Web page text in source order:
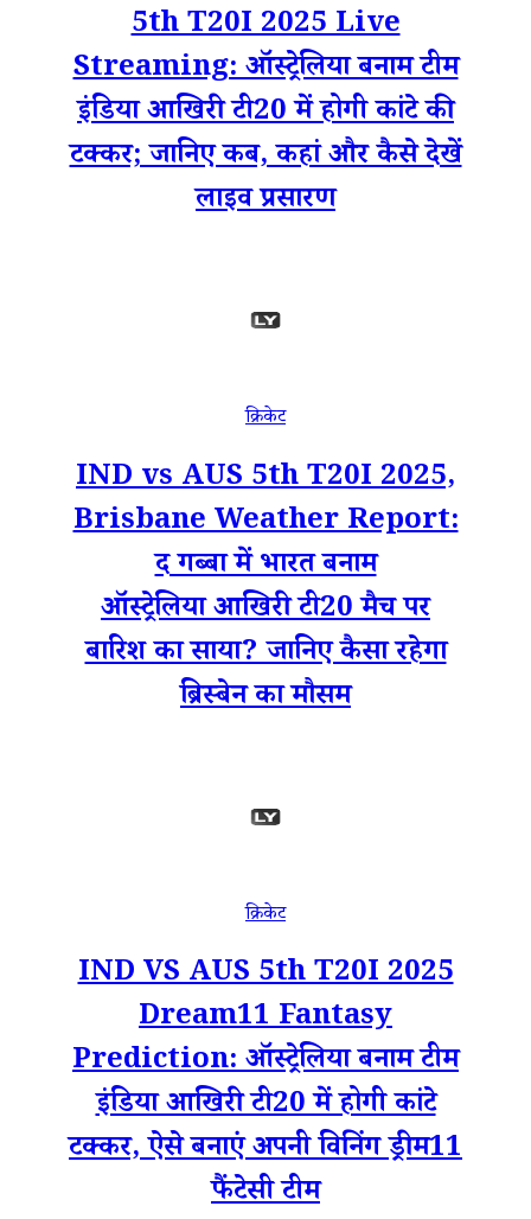
5th T20I 2025 Live
Streaming: ऑस्ट्रेलिया बनाम टीम
इंडिया आखिरी टी20 में होगी कांटे की
टक्कर; जानिए कब, कहां और कैसे देखें
लाइव प्रसारण
क्रिकेट
IND vs AUS 5th T20I 2025,
Brisbane Weather Report:
द गब्बा में भारत बनाम
ऑस्ट्रेलिया आखिरी टी20 मैच पर
बारिश का साया? जानिए कैसा रहेगा
ब्रिस्बेन का मौसम
क्रिकेट
IND VS AUS 5th T20I 2025
Dream11 Fantasy
Prediction: ऑस्ट्रेलिया बनाम टीम
इंडिया आखिरी टी20 में होगी कांटे
टक्कर, ऐसे बनाएं अपनी विनिंग ड्रीम11
फैंटेसी टीम